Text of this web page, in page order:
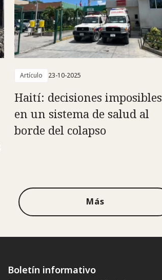
Artículo 23-10-2025
Haití: decisiones imposibles
en un sistema de salud al
borde del colapso
Más
Boletín informativo